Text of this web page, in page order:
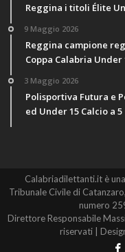
Reggina i titoli Élite
9 Maggio 2026
Reggina campione
Coppa Calabria Under
3 Maggio 2026
Polisportiva Futura e
ed Under 15 Calcio a 5
Calabriadilettanti.it è
Tribunale Civile di
numero
Direttore Responsabile
riservati |